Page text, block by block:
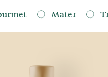
Mater